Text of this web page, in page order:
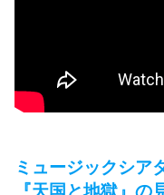
ミュージックシア
『天国と地獄』の